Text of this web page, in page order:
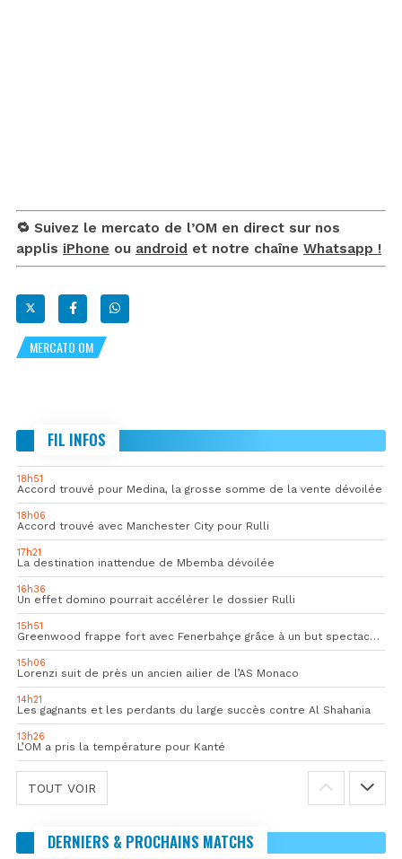
🔁 Suivez le mercato de l’OM en direct sur nos
applis iPhone ou android et notre chaîne Whatsapp !
MERCATO OM
FIL INFOS
18h51
Accord trouvé pour Medina, la grosse somme de la vente dévoilée
18h06
Accord trouvé avec Manchester City pour Rulli
17h21
La destination inattendue de Mbemba dévoilée
16h36
Un effet domino pourrait accélérer le dossier Rulli
15h51
Greenwood frappe fort avec Fenerbahçe grâce à un but spectaculaire
15h06
Lorenzi suit de près un ancien ailier de l’AS Monaco
14h21
Les gagnants et les perdants du large succès contre Al Shahania
13h26
L’OM a pris la température pour Kanté
TOUT VOIR
DERNIERS & PROCHAINS MATCHS